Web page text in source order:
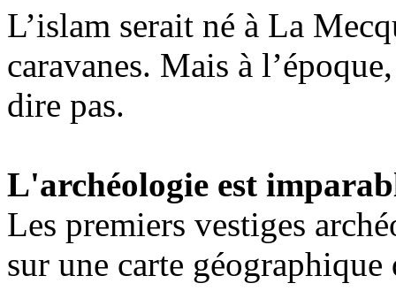
L’islam serait né à La
caravanes. Mais à
dire pas.
L'archéologie est
Les premiers vestiges
sur une carte géographique